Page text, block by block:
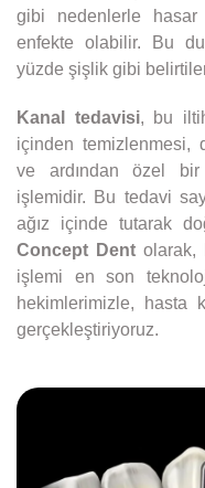
gibi nedenlerle hasar
enfekte olabilir. Bu
yüzde şişlik gibi
Kanal tedavisi, bu
içinden temizlenmesi,
ve ardından özel bir
işlemidir. Bu tedavi
ağız içinde tutarak
Concept Dentolarak,
işlemi en son
hekimlerimizle, hasta
gerçekleştiriyoruz.